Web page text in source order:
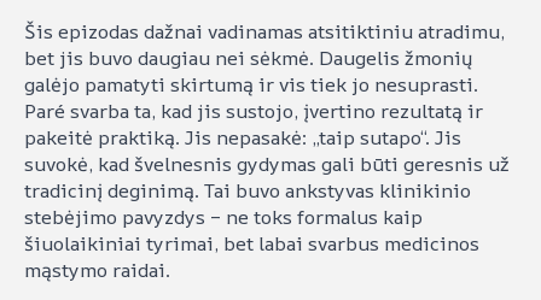
Šis epizodas dažnai vadinamas atsitiktiniu atradimu,
bet jis buvo daugiau nei sėkmė. Daugelis žmonių
galėjo pamatyti skirtumą ir vis tiek jo nesuprasti.
Paré svarba ta, kad jis sustojo, įvertino rezultatą ir
pakeitė praktiką. Jis nepasakė: „taip sutapo“. Jis
suvokė, kad švelnesnis gydymas gali būti geresnis už
tradicinį deginimą. Tai buvo ankstyvas klinikinio
stebėjimo pavyzdys – ne toks formalus kaip
šiuolaikiniai tyrimai, bet labai svarbus medicinos
mąstymo raidai.